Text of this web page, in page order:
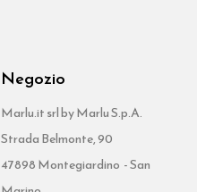
Negozio
Marlu.it srl by Marlu S.p.A.
Strada Belmonte, 90
47898 Montegiardino - San